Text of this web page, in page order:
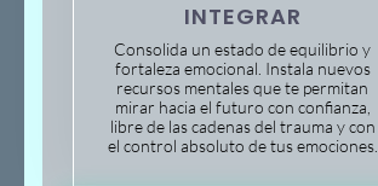
INTEGRAR
Consolida un estado de equilibrio y
fortaleza emocional. Instala nuevos
recursos mentales que te permitan
mirar hacia el futuro con confianza,
libre de las cadenas del trauma y con
el control absoluto de tus emociones.